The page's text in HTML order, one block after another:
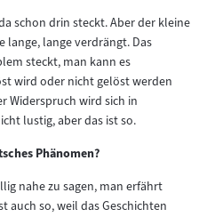
schon drin steckt. Aber der kleine
lange, lange verdrängt. Das
steckt, man kann es
wird oder nicht gelöst werden
Widerspruch wird sich in
lustig, aber das ist so.
Phänomen?
nahe zu sagen, man erfährt
auch so, weil das Geschichten